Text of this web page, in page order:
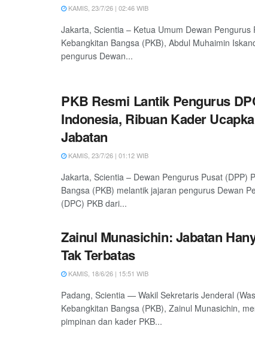
KAMIS, 23/7/26 | 02:46 WIB
Jakarta, Scientia – Ketua Umum Dewan Pengurus
Kebangkitan Bangsa (PKB), Abdul Muhaimin
pengurus Dewan...
PKB Resmi Lantik Pengurus
Indonesia, Ribuan Kader
Jabatan
KAMIS, 23/7/26 | 01:12 WIB
Jakarta, Scientia – Dewan Pengurus Pusat (DPP)
Bangsa (PKB) melantik jajaran pengurus Dewan
(DPC) PKB dari...
Zainul Munasichin: Jabatan
Tak Terbatas
KAMIS, 18/6/26 | 15:51 WIB
Padang, Scientia — Wakil Sekretaris Jenderal
Kebangkitan Bangsa (PKB), Zainul Munasichin,
pimpinan dan kader PKB...